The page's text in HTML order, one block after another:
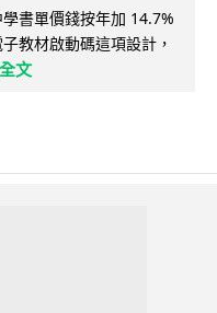
書單價錢按年加 14.7%
教材啟動碼這項設計，
文